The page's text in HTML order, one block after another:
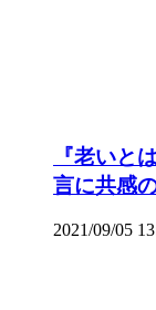
『老いと
言に共感
2021/09/05